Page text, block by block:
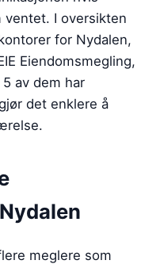
ventet. I oversikten
for Nydalen,
Eiendomsmegling,
av dem har
det enklere å
meglere som